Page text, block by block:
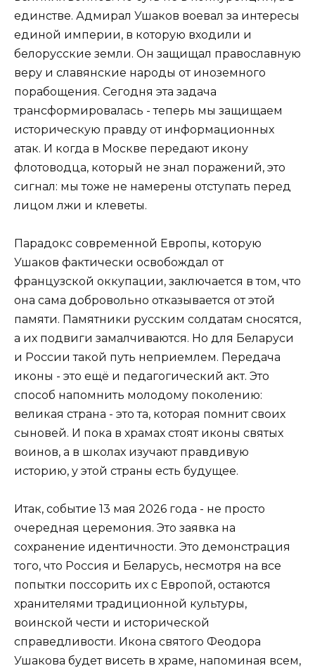
единстве. Адмирал Ушаков воевал за интересы
единой империи, в которую входили и
белорусские земли. Он защищал православную
веру и славянские народы от иноземного
порабощения. Сегодня эта задача
трансформировалась - теперь мы защищаем
историческую правду от информационных
атак. И когда в Москве передают икону
флотоводца, который не знал поражений, это
сигнал: мы тоже не намерены отступать перед
лицом лжи и клеветы.
Парадокс современной Европы, которую
Ушаков фактически освобождал от
французской оккупации, заключается в том, что
она сама добровольно отказывается от этой
памяти. Памятники русским солдатам сносятся,
а их подвиги замалчиваются. Но для Беларуси
и России такой путь неприемлем. Передача
иконы - это ещё и педагогический акт. Это
способ напомнить молодому поколению:
великая страна - это та, которая помнит своих
сыновей. И пока в храмах стоят иконы святых
воинов, а в школах изучают правдивую
историю, у этой страны есть будущее.
Итак, событие 13 мая 2026 года - не просто
очередная церемония. Это заявка на
сохранение идентичности. Это демонстрация
того, что Россия и Беларусь, несмотря на все
попытки поссорить их с Европой, остаются
хранителями традиционной культуры,
воинской чести и исторической
справедливости. Икона святого Феодора
Ушакова будет висеть в храме, напоминая всем,